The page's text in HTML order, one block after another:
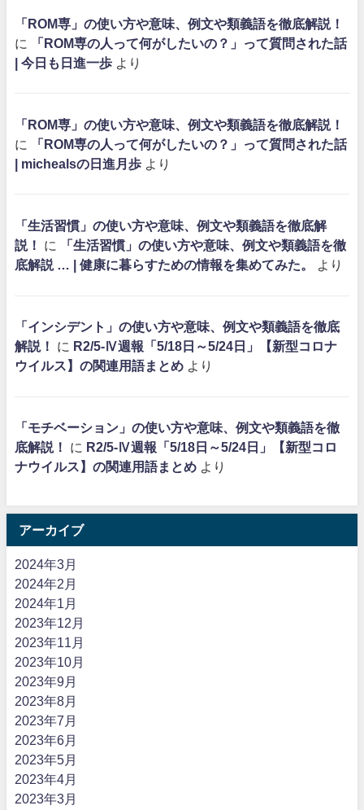
「ROM専」の使い方や意味、例文や類義語を徹底解説！
に
「ROM専の人って何がしたいの？」って質問された話
| 今日も日進一歩 より
「ROM専」の使い方や意味、例文や類義語を徹底解説！
に
「ROM専の人って何がしたいの？」って質問された話
| michealsの日進月歩 より
「生活習慣」の使い方や意味、例文や類義語を徹底解
説！
に
「生活習慣」の使い方や意味、例文や類義語を徹
底解説 … | 健康に暮らすための情報を集めてみた。
より
「インシデント」の使い方や意味、例文や類義語を徹底
解説！
に R2/5-Ⅳ週報「5/18日～5/24日」【新型コロナ
ウイルス】の関連用語まとめ より
「モチベーション」の使い方や意味、例文や類義語を徹
底解説！
に R2/5-Ⅳ週報「5/18日～5/24日」【新型コロ
ナウイルス】の関連用語まとめ より
アーカイブ
2024年3月
2024年2月
2024年1月
2023年12月
2023年11月
2023年10月
2023年9月
2023年8月
2023年7月
2023年6月
2023年5月
2023年4月
2023年3月